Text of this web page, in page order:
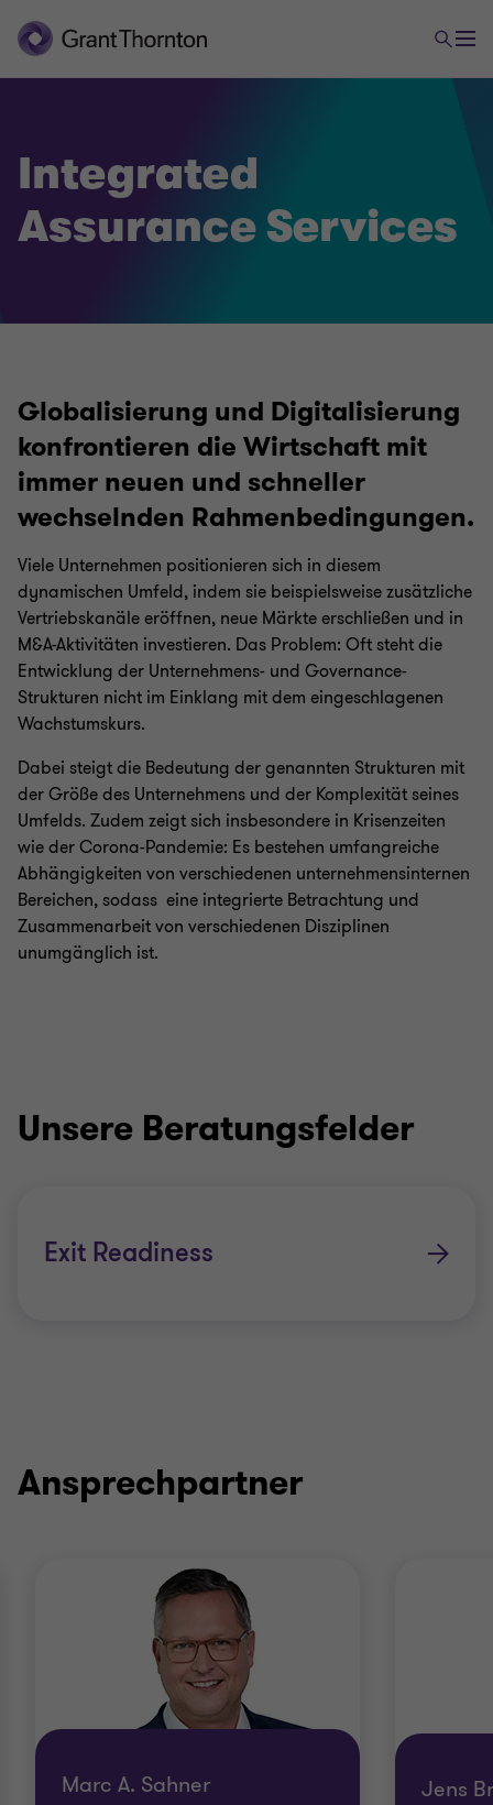
Integrated
Assurance Services
Globalisierung und Digitalisierung
konfrontieren die Wirtschaft mit
immer neuen und schneller
wechselnden Rahmenbedingungen.
Viele Unternehmen positionieren sich in diesem
dynamischen Umfeld, indem sie beispielsweise zusätzliche
Vertriebskanäle eröffnen, neue Märkte erschließen und in
M&A-Aktivitäten investieren. Das Problem: Oft steht die
Entwicklung der Unternehmens- und Governance-
Strukturen nicht im Einklang mit dem eingeschlagenen
Wachstumskurs.
Dabei steigt die Bedeutung der genannten Strukturen mit
der Größe des Unternehmens und der Komplexität seines
Umfelds. Zudem zeigt sich insbesondere in Krisenzeiten
wie der Corona-Pandemie: Es bestehen umfangreiche
Abhängigkeiten von verschiedenen unternehmensinternen
Bereichen, sodass eine integrierte Betrachtung und
Zusammenarbeit von verschiedenen Disziplinen
unumgänglich ist.
Unsere Beratungsfelder
Exit Readiness
Ansprechpartner
Marc A. Sahner Jens